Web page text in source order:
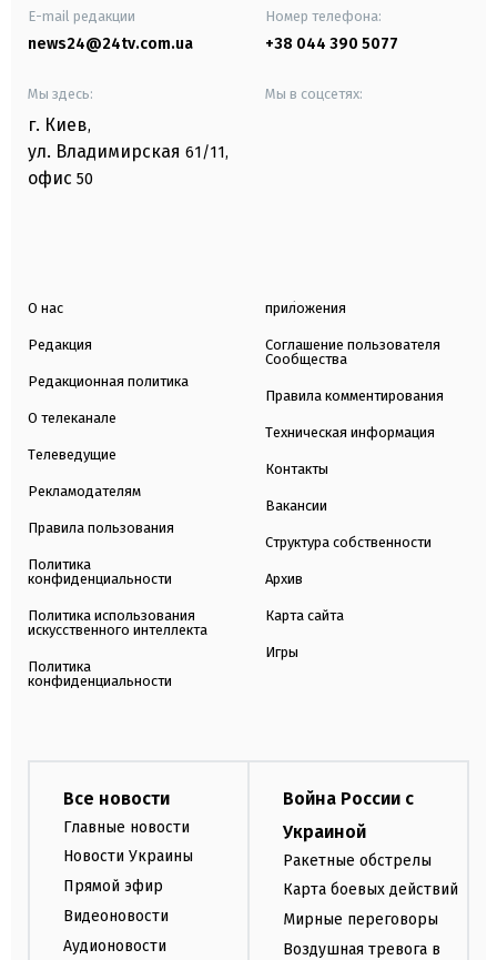
E-mail редакции
news24@24tv.com.ua
Номер телефона:
+38 044 390 5077
Мы здесь:
г. Киев,
ул. Владимирская 61/11,
офис 50
Мы в соцсетях:
О нас
Редакция
Редакционная политика
О телеканале
Телеведущие
Рекламодателям
Правила пользования
Политика
конфиденциальности
Политика использования
искусственного интеллекта
Политика
конфиденциальности
приложения
Соглашение пользователя
Сообщества
Правила комментирования
Техническая информация
Контакты
Вакансии
Структура собственности
Архив
Карта сайта
Игры
Все новости
Главные новости
Новости Украины
Прямой эфир
Видеоновости
Аудионовости
Война России с
Украиной
Ракетные обстрелы
Карта боевых действий
Мирные переговоры
Воздушная тревога в